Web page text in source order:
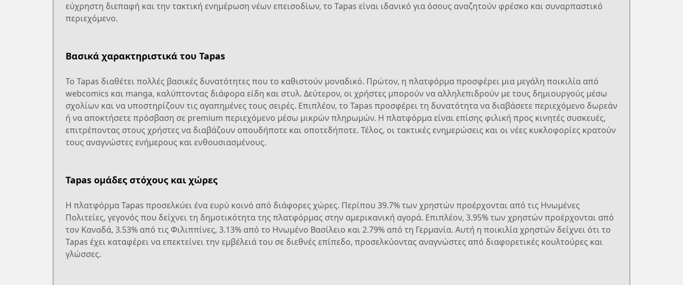
εύχρηστη διεπαφή και την τακτική ενημέρωση νέων επεισοδίων, το Tapas είναι ιδανικό για όσους αναζητούν φρέσκο και συναρπαστικό
περιεχόμενο.
Βασικά χαρακτηριστικά του Tapas
Το Tapas διαθέτει πολλές βασικές δυνατότητες που το καθιστούν μοναδικό. Πρώτον, η πλατφόρμα προσφέρει μια μεγάλη ποικιλία από
webcomics και manga, καλύπτοντας διάφορα είδη και στυλ. Δεύτερον, οι χρήστες μπορούν να αλληλεπιδρούν με τους δημιουργούς μέσω
σχολίων και να υποστηρίζουν τις αγαπημένες τους σειρές. Επιπλέον, το Tapas προσφέρει τη δυνατότητα να διαβάσετε περιεχόμενο δωρεάν
ή να αποκτήσετε πρόσβαση σε premium περιεχόμενο μέσω μικρών πληρωμών. Η πλατφόρμα είναι επίσης φιλική προς κινητές συσκευές,
επιτρέποντας στους χρήστες να διαβάζουν οπουδήποτε και οποτεδήποτε. Τέλος, οι τακτικές ενημερώσεις και οι νέες κυκλοφορίες κρατούν
τους αναγνώστες ενήμερους και ενθουσιασμένους.
Tapas ομάδες στόχους και χώρες
Η πλατφόρμα Tapas προσελκύει ένα ευρύ κοινό από διάφορες χώρες. Περίπου 39.7% των χρηστών προέρχονται από τις Ηνωμένες
Πολιτείες, γεγονός που δείχνει τη δημοτικότητα της πλατφόρμας στην αμερικανική αγορά. Επιπλέον, 3.95% των χρηστών προέρχονται από
τον Καναδά, 3.53% από τις Φιλιππίνες, 3.13% από το Ηνωμένο Βασίλειο και 2.79% από τη Γερμανία. Αυτή η ποικιλία χρηστών δείχνει ότι το
Tapas έχει καταφέρει να επεκτείνει την εμβέλειά του σε διεθνές επίπεδο, προσελκύοντας αναγνώστες από διαφορετικές κουλτούρες και
γλώσσες.